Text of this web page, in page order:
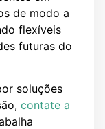
de modo a
flexíveis
futuras do
soluções
contate a